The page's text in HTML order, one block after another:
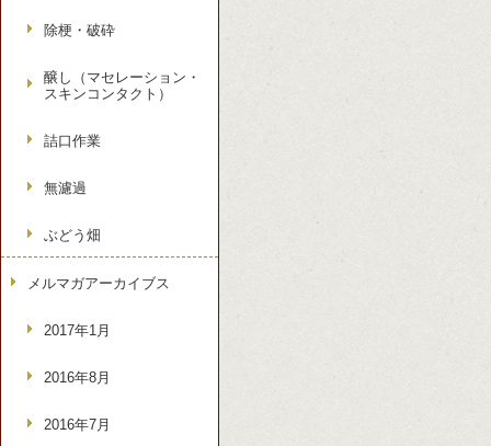
除梗・破砕
醸し（マセレーション・
スキンコンタクト）
詰口作業
無濾過
ぶどう畑
メルマガアーカイブス
2017年1月
2016年8月
2016年7月